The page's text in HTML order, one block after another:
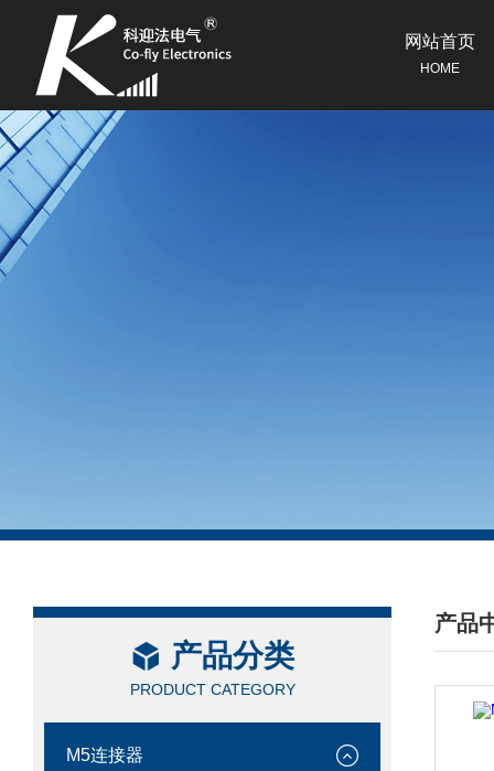
网站首页
HOME
产品分类
PRODUCT CATEGORY
M5连接器
产品
/